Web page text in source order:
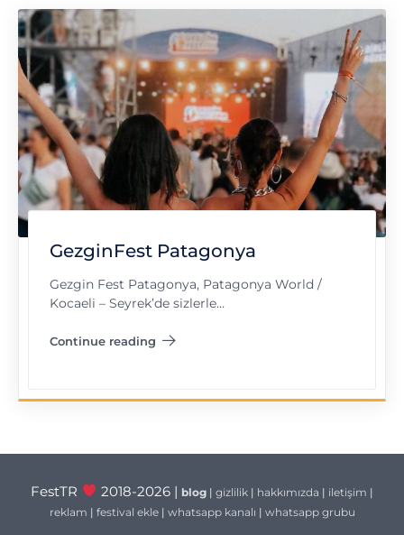
GezginFest Patagonya
Gezgin Fest Patagonya, Patagonya World /
Kocaeli – Seyrek’de sizlerle…
Continue reading
"GezginFest Patagonya"
FestTR 2018-2026 | blog| gizlilik| hakkımızda | iletişim |
reklam | festival ekle| whatsapp kanalı | whatsapp grubu